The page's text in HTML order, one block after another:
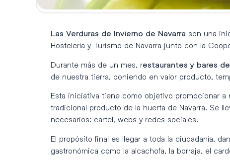
Las Verduras de Invierno de Navarra son una
Hostelería y Turismo de Navarra junto con la
Durante más de un mes, restaurantes y bares
de nuestra tierra, poniendo en valor producto,
Esta iniciativa tiene como objetivo promocionar
tradicional producto de la huerta de Navarra. Se
necesarios: cartel, webs y redes sociales.
El propósito final es llegar a toda la ciudadanía,
gastronómica como la alcachofa, la borraja, el